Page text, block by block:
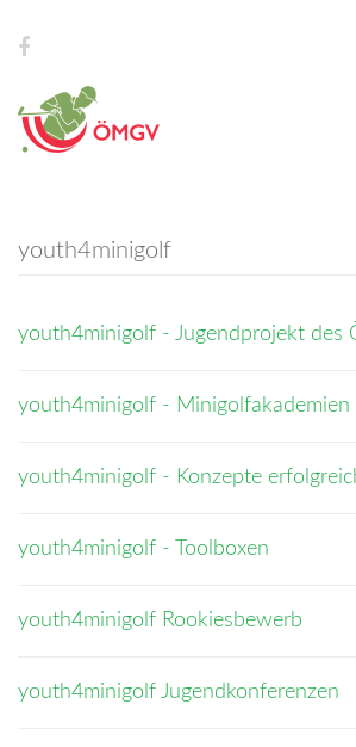
youth4minigolf
youth4minigolf - Jugendprojekt des
youth4minigolf - Minigolfakademien
youth4minigolf - Konzepte
youth4minigolf - Toolboxen
youth4minigolf Rookiesbewerb
youth4minigolf Jugendkonferenzen